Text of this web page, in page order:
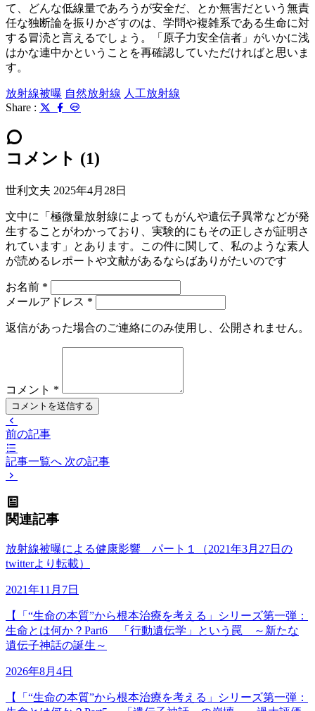
て、どんな低線量であろうが安全だ、とか無害だという無責
任な独断論を振りかざすのは、学問や複雑系である生命に対
する冒涜と言えるでしょう。「原子力安全信者」がいかに浅
はかな連中かということを再確認していただければと思いま
す。
放射線被曝 自然放射線 人工放射線
Share :
コメント (1)
世利文夫 2025年4月28日
文中に「極微量放射線によってもがんや遺伝子異常などが発
生することがわかっており、実験的にもその正しさが証明さ
れています」とあります。この件に関して、私のような素人
が読めるレポートや文献があるならばありがたいのです
お名前 *
メールアドレス *
返信があった場合のご連絡にのみ使用し、公開されません。
コメント *
コメントを送信する
前の記事
記事一覧へ 次の記事
関連記事
放射線被曝による健康影響 パート１（2021年3月27日の
twitterより転載）
2021年11月7日
【「“生命の本質”から根本治療を考える」シリーズ第一弾：
生命とは何か？Part6 「行動遺伝学」という罠 ～新たな
遺伝子神話の誕生～
2026年8月4日
【「“生命の本質”から根本治療を考える」シリーズ第一弾：